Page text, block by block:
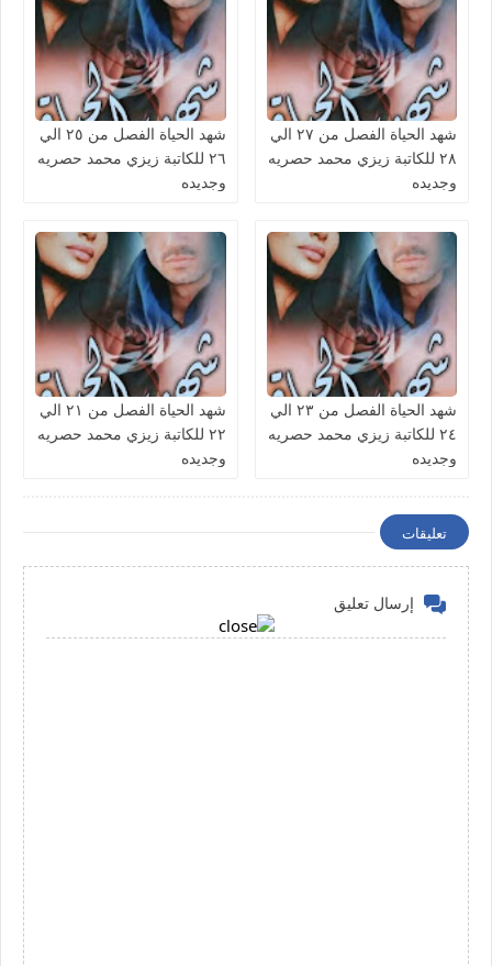
شهد الحياة الفصل من ٢٧ الي
٢٨ للكاتبة زيزي محمد حصريه
وجديده
شهد الحياة الفصل من ٢٥ الي
٢٦ للكاتبة زيزي محمد حصريه
وجديده
شهد الحياة الفصل من ٢٣ الي
٢٤ للكاتبة زيزي محمد حصريه
وجديده
شهد الحياة الفصل من ٢١ الي
٢٢ للكاتبة زيزي محمد حصريه
وجديده
تعليقات
إرسال تعليق